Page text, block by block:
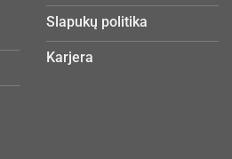
Slapukų politika
Karjera